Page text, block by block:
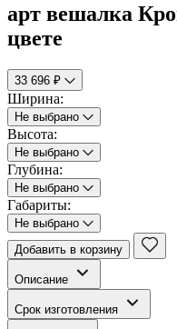
арт вешалка
цвете
33 696 ₽
Ширина:
Не выбрано
Высота:
Не выбрано
Глубина:
Не выбрано
Габариты:
Не выбрано
Добавить в корзину
Описание
Срок изготовления